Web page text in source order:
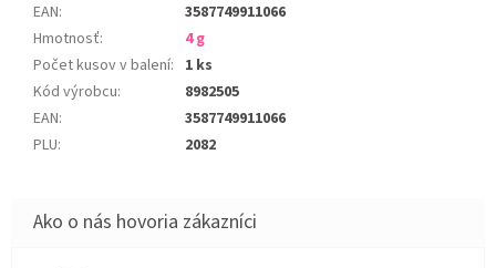
EAN:
3587749911066
Hmotnosť:
4 g
Počet kusov v balení: 1 ks
Kód výrobcu:
8982505
EAN:
3587749911066
PLU: 2082